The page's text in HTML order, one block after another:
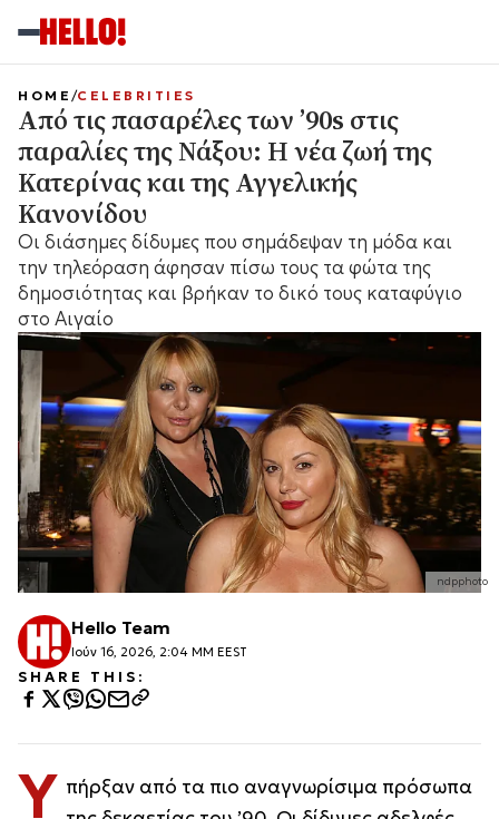
ndpphoto
HOME CELEBRITIES
Από τις πασαρέλες των ’90s στις
παραλίες της Νάξου: Η νέα ζωή της
Κατερίνας και της Αγγελικής
Κανονίδου
Οι διάσημες δίδυμες που σημάδεψαν τη μόδα και
την τηλεόραση άφησαν πίσω τους τα φώτα της
δημοσιότητας και βρήκαν το δικό τους καταφύγιο
στο Αιγαίο
Hello Team
Ιούν 16, 2026, 2:04 ΜΜ EEST
SHARE THIS:
Υ πήρξαν από τα πιο αναγνωρίσιμα πρόσωπα